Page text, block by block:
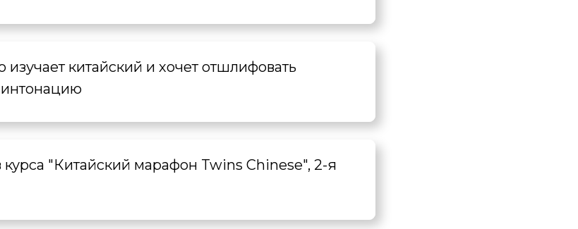
изучает китайский и хочет отшлифовать
"Китайский марафон Twins Chinese", 2-я